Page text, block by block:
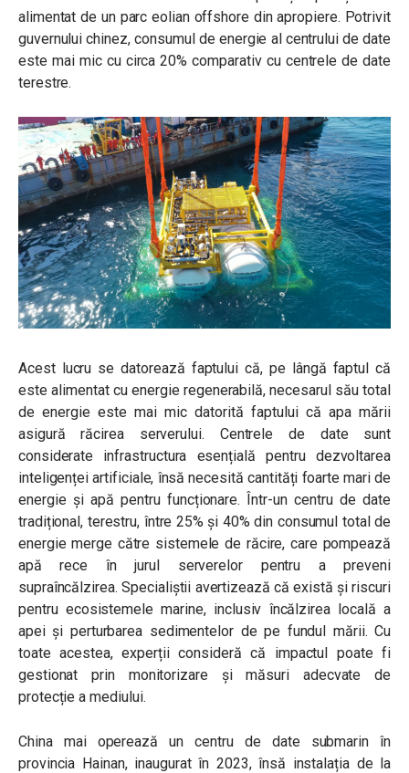
alimentat de un parc eolian offshore din apropiere. Potrivit
guvernului chinez, consumul de energie al centrului de date
este mai mic cu circa 20% comparativ cu centrele de date
terestre.
Acest lucru se datorează faptului că, pe lângă faptul că
este alimentat cu energie regenerabilă, necesarul său total
de energie este mai mic datorită faptului că apa mării
asigură răcirea serverului. Centrele de date sunt
considerate infrastructura esențială pentru dezvoltarea
inteligenței artificiale, însă necesită cantități foarte mari de
energie și apă pentru funcționare. Într-un centru de date
tradițional, terestru, între 25% și 40% din consumul total de
energie merge către sistemele de răcire,care pompează
apă rece în jurul serverelor pentru a preveni
supraîncălzirea.Specialiștii avertizează că există și riscuri
pentru ecosistemele marine, inclusiv încălzirea locală a
apei și perturbarea sedimentelor de pe fundul mării. Cu
toate acestea, experții consideră că impactul poate fi
gestionat prin monitorizare și măsuri adecvate de
protecție a mediului.
China mai operează un centru de date submarin în
provincia Hainan, inaugurat în 2023, însă instalația de la